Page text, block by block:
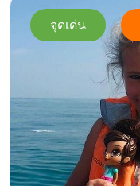
จุดเด่น